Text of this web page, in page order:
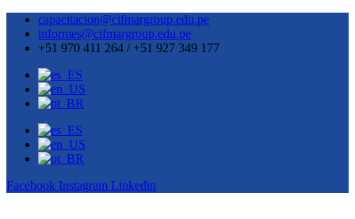
capacitacion@cifmargroup.edu.pe
informes@cifmargroup.edu.pe
+51 970 411 264 / +51 927 349 177
Facebook Instagram Linkedin